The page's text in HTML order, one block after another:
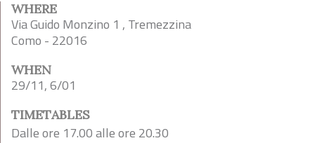
WHERE
Via Guido Monzino 1 , Tremezzina
Como - 22016
WHEN
29/11, 6/01
TIMETABLES
Dalle ore 17.00 alle ore 20.30